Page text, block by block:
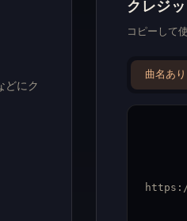
どにク
クレジッ
コピーして
曲名あり